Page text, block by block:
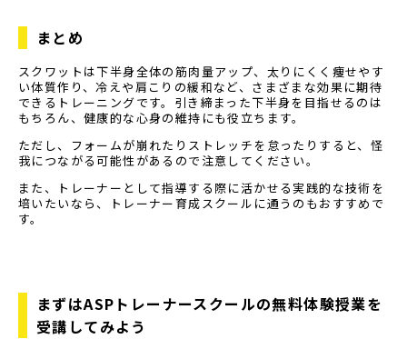
まとめ
スクワットは下半身全体の筋肉量アップ、太りにくく痩せやす
い体質作り、冷えや肩こりの緩和など、さまざまな効果に期待
できるトレーニングです。引き締まった下半身を目指せるのは
もちろん、健康的な心身の維持にも役立ちます。
ただし、フォームが崩れたりストレッチを怠ったりすると、怪
我につながる可能性があるので注意してください。
また、トレーナーとして指導する際に活かせる実践的な技術を
培いたいなら、トレーナー育成スクールに通うのもおすすめで
す。
まずはASPトレーナースクールの無料体験授業を
受講してみよう